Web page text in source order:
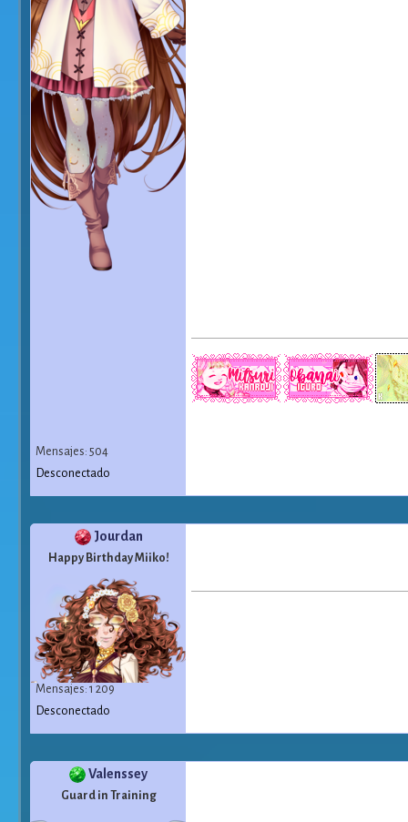
Mensajes: 504
Desconectado
Jourdan
Happy Birthday Miiko!
Mensajes: 1 209
Desconectado
Valenssey
Guard in Training